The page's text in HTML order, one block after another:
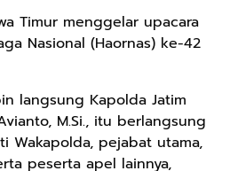
Timur menggelar upacara
Nasional (Haornas) ke-42
langsung Kapolda Jatim
M.Si., itu berlangsung
Wakapolda, pejabat utama,
peserta apel lainnya,